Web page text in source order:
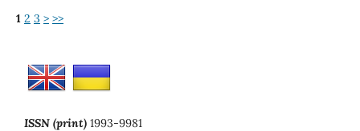
1 2 3 > >>
ISSN (print) 1993-9981